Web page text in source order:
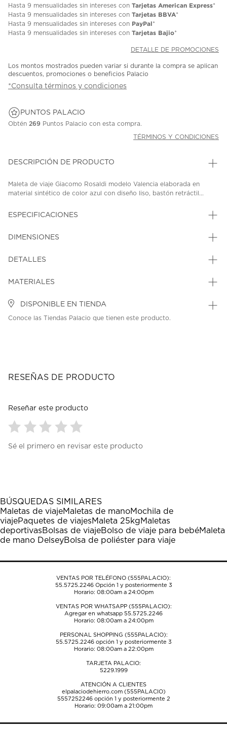
Hasta 9 mensualidades sin intereses con Tarjetas American Express*
Hasta 9 mensualidades sin intereses con Tarjetas BBVA*
Hasta 9 mensualidades sin intereses con PayPal*
Hasta 9 mensualidades sin intereses con Tarjetas Bajio*
DETALLE DE PROMOCIONES
Los montos mostrados pueden variar si durante la compra se aplican
descuentos, promociones o beneficios Palacio
*Consulta términos y condiciones
PUNTOS PALACIO
Obtén 269 Puntos Palacio con esta compra.
TÉRMINOS Y CONDICIONES
DESCRIPCIÓN DE PRODUCTO
Maleta de viaje Giacomo Rosaldi modelo Valencia elaborada en
material sintético de color azul con diseño liso, bastón retráctil...
ESPECIFICACIONES
DIMENSIONES
DETALLES
MATERIALES
DISPONIBLE EN TIENDA
Conoce las Tiendas Palacio que tienen este producto.
RESEÑAS DE PRODUCTO
Reseñar este producto
para
1
estrella
Esta
acción
abrirá
el
de
para
estrellas.
Esta
acción
abrirá
el
de
para
estrellas.
Esta
acción
abrirá
el
de
para
estrellas.
Esta
acción
abrirá
el
de
para
estrellas.
Esta
acción
abrirá
el
de
Sé el primero en revisar este producto
BÚSQUEDAS SIMILARES
Maletas de viajeMaletas de manoMochila de
viajePaquetes de viajesMaleta 25kgMaletas
deportivasBolsas de viajeBolso de viaje para bebéMaleta
de mano DelseyBolsa de poliéster para viaje
VENTAS POR TELÉFONO (555PALACIO):
55.5725.2246Opción 1 y posteriormente 3
Horario: 08:00am a 24:00pm
VENTAS POR WHATSAPP (555PALACIO):
Agregar en whatsapp 55.5725.2246
Horario: 08:00am a 24:00pm
PERSONAL SHOPPING (555PALACIO):
55.5725.2246opción 1 y posteriormente 3
Horario: 08:00am a 22:00pm
TARJETA PALACIO:
5229.1999
ATENCIÓN A CLIENTES
elpalaciodehierro.com (555PALACIO)
5557252246opción 1 y posteriormente 2
Horario: 09:00am a 21:00pm